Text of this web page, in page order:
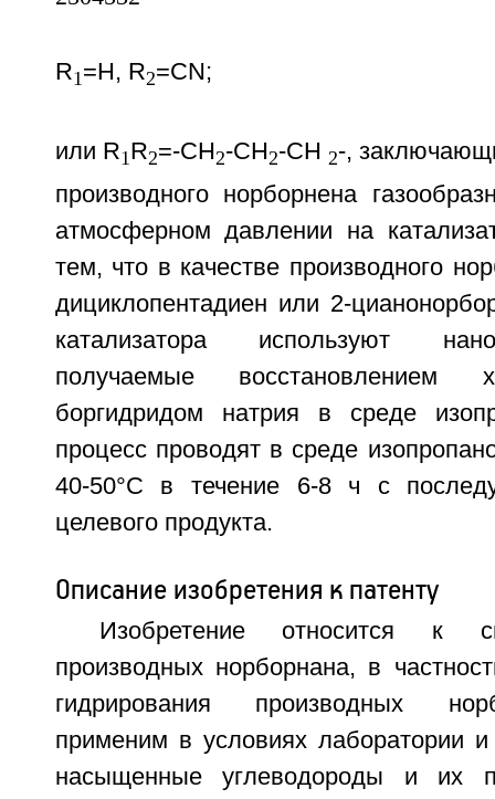
R1 =Н, R2=CN;
или R1R2=-СН2-СН2-СН 2-,
производного норборнена
атмосферном давлении на
тем, что в качестве производного
дициклопентадиен или 2-
катализатора используют
получаемые восстановлением
боргидридом натрия в среде
процесс проводят в среде
40-50°C в течение 6-8 ч с
целевого продукта.
Описание изобретения к патенту
Изобретение относится к
производных норборнана, в
гидрирования производных
применим в условиях лаборатории и
насыщенные углеводороды и их